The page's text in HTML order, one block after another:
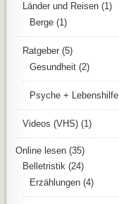
Länder und Reisen (1)
Berge (1)
Ratgeber (5)
Gesundheit (2)
Psyche + Lebenshilfe
Videos (VHS) (1)
Online lesen (35)
Belletristik (24)
Erzählungen (4)